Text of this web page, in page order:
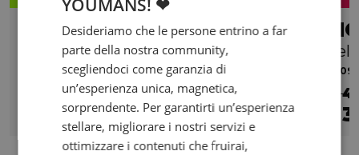
HONDA NC 700x
2013 | 52683 km | 670 cc | 47.6 Hp | 35 Kw
3.290 €69/mese
2009
€
Desideriamo che le persone entrino a far
parte della nostra community,
scegliendoci come garanzia di
un’esperienza unica, magnetica,
sorprendente. Per garantirti un’esperienza
stellare, migliorare i nostri servizi e
ottimizzare i contenuti che fruirai,